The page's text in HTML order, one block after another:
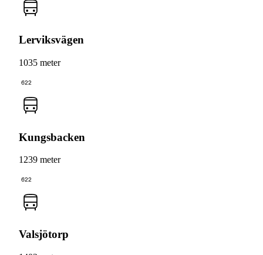
Lerviksvägen
1035 meter
622
Kungsbacken
1239 meter
622
Valsjötorp